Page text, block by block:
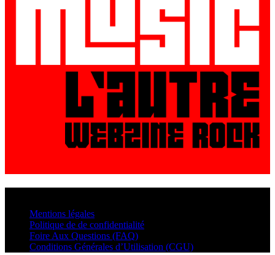
Mentions légales
Politique de de confidentialité
Foire Aux Questions (FAQ)
Conditions Générales d’Utilisation (CGU)